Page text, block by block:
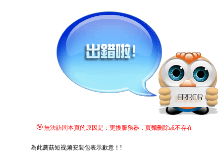
無法訪問本頁的原因是：更換服務器，頁麵刪除或不存在
為此蘑菇短视频安装包表示歉意！ !